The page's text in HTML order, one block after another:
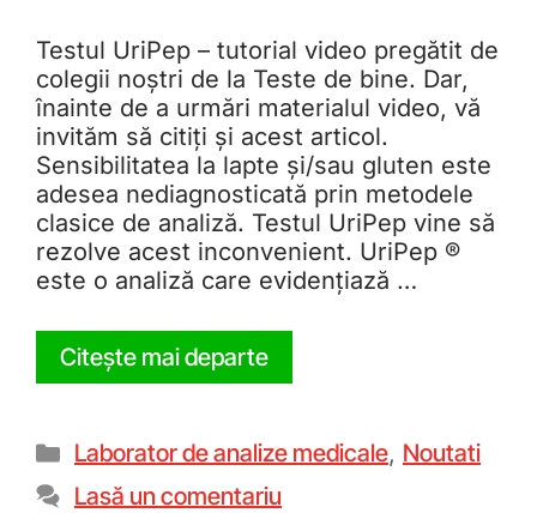
Testul UriPep – tutorial video pregătit de
colegii noștri de la Teste de bine. Dar,
înainte de a urmări materialul video, vă
invităm să citiți și acest articol.
Sensibilitatea la lapte și/sau gluten este
adesea nediagnosticată prin metodele
clasice de analiză. Testul UriPep vine să
rezolve acest inconvenient. UriPep ®
este o analiză care evidențiază …
Citește mai departe
Laborator de analize medicale, Noutati
Lasă un comentariu